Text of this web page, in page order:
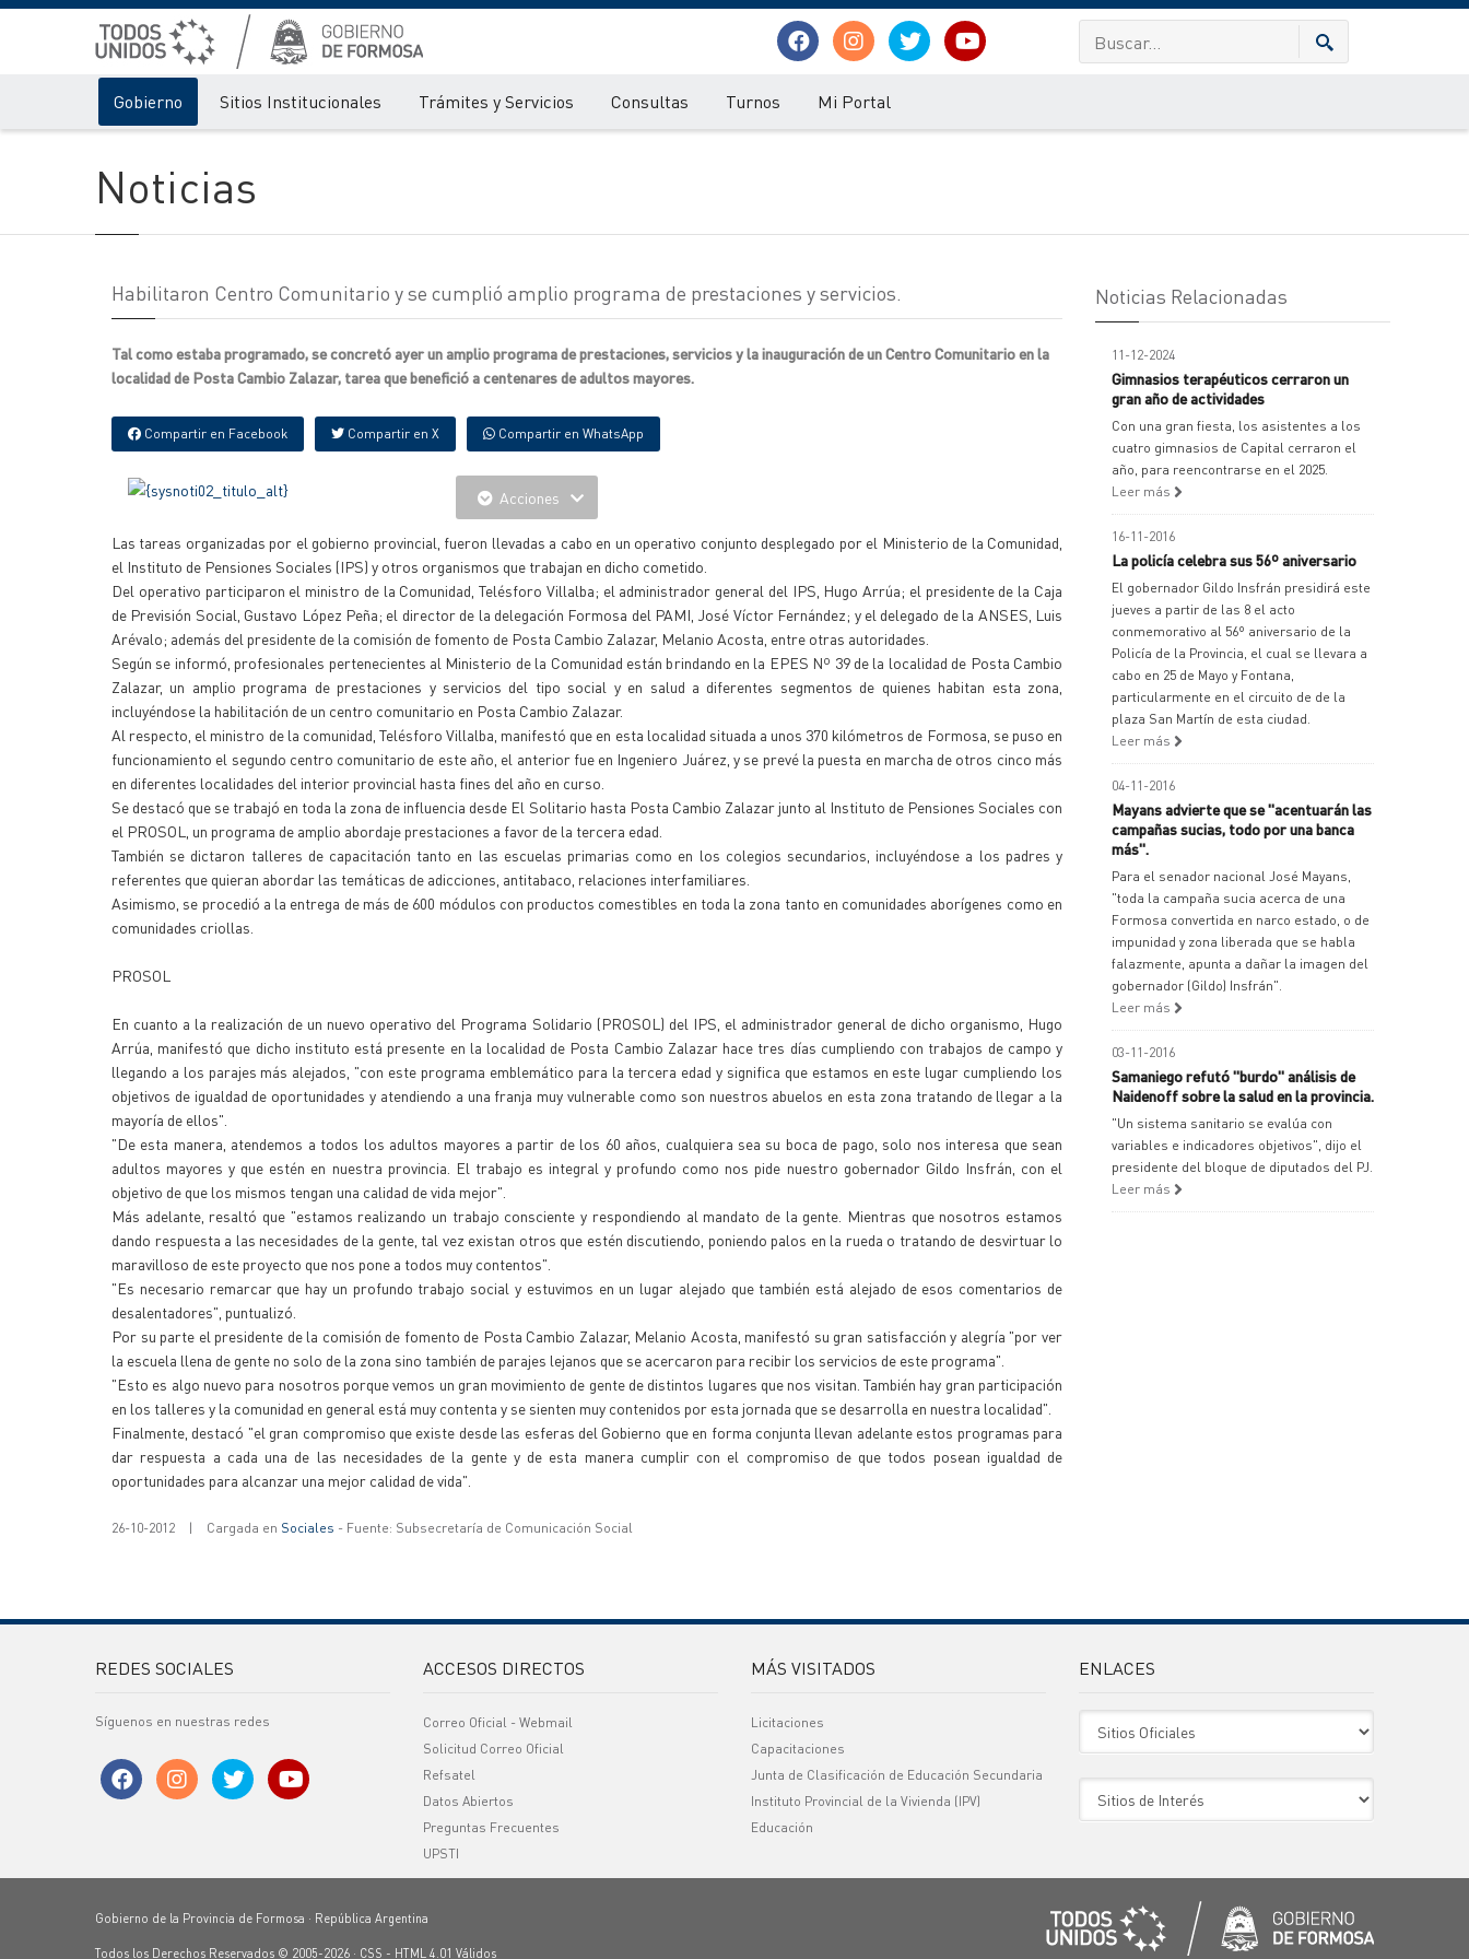
Gobierno Sitios Institucionales Trámites y Servicios Consultas Turnos Mi Portal
Noticias
Habilitaron Centro Comunitario y se cumplió amplio programa de prestaciones y servicios.
Tal como estaba programado, se concretó ayer un amplio programa de prestaciones, servicios y la inauguración de un Centro Comunitario en la
localidad de Posta Cambio Zalazar, tarea que benefició a centenares de adultos mayores.
Compartir en Facebook Compartir en X Compartir en WhatsApp
Acciones
Las tareas organizadas por el gobierno provincial, fueron llevadas a cabo en un operativo conjunto desplegado por el Ministerio de la Comunidad,
el Instituto de Pensiones Sociales (IPS) y otros organismos que trabajan en dicho cometido.
Del operativo participaron el ministro de la Comunidad, Telésforo Villalba; el administrador general del IPS, Hugo Arrúa; el presidente de la Caja
de Previsión Social, Gustavo López Peña; el director de la delegación Formosa del PAMI, José Víctor Fernández; y el delegado de la ANSES, Luis
Arévalo; además del presidente de la comisión de fomento de Posta Cambio Zalazar, Melanio Acosta, entre otras autoridades.
Según se informó, profesionales pertenecientes al Ministerio de la Comunidad están brindando en la EPES Nº 39 de la localidad de Posta Cambio
Zalazar, un amplio programa de prestaciones y servicios del tipo social y en salud a diferentes segmentos de quienes habitan esta zona,
incluyéndose la habilitación de un centro comunitario en Posta Cambio Zalazar.
Al respecto, el ministro de la comunidad, Telésforo Villalba, manifestó que en esta localidad situada a unos 370 kilómetros de Formosa, se puso en
funcionamiento el segundo centro comunitario de este año, el anterior fue en Ingeniero Juárez, y se prevé la puesta en marcha de otros cinco más
en diferentes localidades del interior provincial hasta fines del año en curso.
Se destacó que se trabajó en toda la zona de influencia desde El Solitario hasta Posta Cambio Zalazar junto al Instituto de Pensiones Sociales con
el PROSOL, un programa de amplio abordaje prestaciones a favor de la tercera edad.
También se dictaron talleres de capacitación tanto en las escuelas primarias como en los colegios secundarios, incluyéndose a los padres y
referentes que quieran abordar las temáticas de adicciones, antitabaco, relaciones interfamiliares.
Asimismo, se procedió a la entrega de más de 600 módulos con productos comestibles en toda la zona tanto en comunidades aborígenes como en
comunidades criollas.
PROSOL
En cuanto a la realización de un nuevo operativo del Programa Solidario (PROSOL) del IPS, el administrador general de dicho organismo, Hugo
Arrúa, manifestó que dicho instituto está presente en la localidad de Posta Cambio Zalazar hace tres días cumpliendo con trabajos de campo y
llegando a los parajes más alejados, "con este programa emblemático para la tercera edad y significa que estamos en este lugar cumpliendo los
objetivos de igualdad de oportunidades y atendiendo a una franja muy vulnerable como son nuestros abuelos en esta zona tratando de llegar a la
mayoría de ellos".
"De esta manera, atendemos a todos los adultos mayores a partir de los 60 años, cualquiera sea su boca de pago, solo nos interesa que sean
adultos mayores y que estén en nuestra provincia. El trabajo es integral y profundo como nos pide nuestro gobernador Gildo Insfrán, con el
objetivo de que los mismos tengan una calidad de vida mejor".
Más adelante, resaltó que "estamos realizando un trabajo consciente y respondiendo al mandato de la gente. Mientras que nosotros estamos
dando respuesta a las necesidades de la gente, tal vez existan otros que estén discutiendo, poniendo palos en la rueda o tratando de desvirtuar lo
maravilloso de este proyecto que nos pone a todos muy contentos".
"Es necesario remarcar que hay un profundo trabajo social y estuvimos en un lugar alejado que también está alejado de esos comentarios de
desalentadores", puntualizó.
Por su parte el presidente de la comisión de fomento de Posta Cambio Zalazar, Melanio Acosta, manifestó su gran satisfacción y alegría "por ver
la escuela llena de gente no solo de la zona sino también de parajes lejanos que se acercaron para recibir los servicios de este programa".
"Esto es algo nuevo para nosotros porque vemos un gran movimiento de gente de distintos lugares que nos visitan. También hay gran participación
en los talleres y la comunidad en general está muy contenta y se sienten muy contenidos por esta jornada que se desarrolla en nuestra localidad".
Finalmente, destacó "el gran compromiso que existe desde las esferas del Gobierno que en forma conjunta llevan adelante estos programas para
dar respuesta a cada una de las necesidades de la gente y de esta manera cumplir con el compromiso de que todos posean igualdad de
oportunidades para alcanzar una mejor calidad de vida".
26-10-2012 | Cargada en Sociales - Fuente: Subsecretaría de Comunicación Social
Noticias Relacionadas
11-12-2024
Gimnasios terapéuticos cerraron un
gran año de actividades
Con una gran fiesta, los asistentes a los
cuatro gimnasios de Capital cerraron el
año, para reencontrarse en el 2025.
Leer más
16-11-2016
La policía celebra sus 56º aniversario
El gobernador Gildo Insfrán presidirá este
jueves a partir de las 8 el acto
conmemorativo al 56º aniversario de la
Policía de la Provincia, el cual se llevara a
cabo en 25 de Mayo y Fontana,
particularmente en el circuito de de la
plaza San Martín de esta ciudad.
Leer más
04-11-2016
Mayans advierte que se "acentuarán las
campañas sucias, todo por una banca
más".
Para el senador nacional José Mayans,
"toda la campaña sucia acerca de una
Formosa convertida en narco estado, o de
impunidad y zona liberada que se habla
falazmente, apunta a dañar la imagen del
gobernador (Gildo) Insfrán".
Leer más
03-11-2016
Samaniego refutó "burdo" análisis de
Naidenoff sobre la salud en la provincia.
"Un sistema sanitario se evalúa con
variables e indicadores objetivos", dijo el
presidente del bloque de diputados del PJ.
Leer más
REDES SOCIALES
Síguenos en nuestras redes
ACCESOS DIRECTOS
Correo Oficial - Webmail
Solicitud Correo Oficial
Refsatel
Datos Abiertos
Preguntas Frecuentes
UPSTI
MÁS VISITADOS
Licitaciones
Capacitaciones
Junta de Clasificación de Educación Secundaria
Instituto Provincial de la Vivienda (IPV)
Educación
ENLACES
Gobierno de la Provincia de Formosa · República Argentina
Todos los Derechos Reservados © 2005-2026 · CSS - HTML 4.01 Válidos